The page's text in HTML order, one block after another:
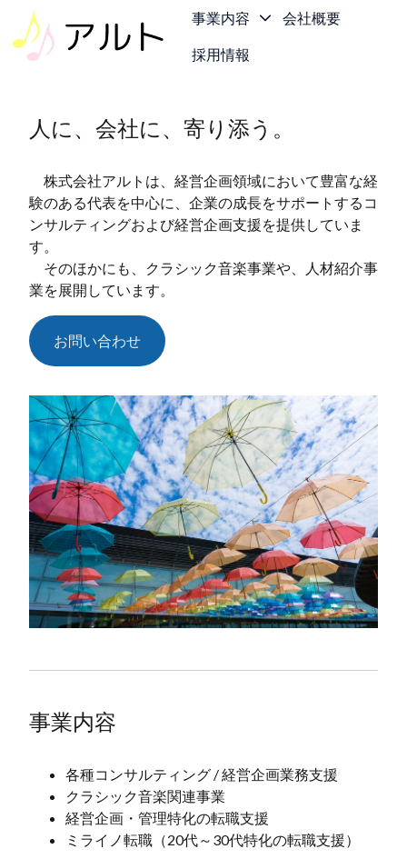
事業内容 会社概要
採用情報
人に、会社に、寄り添う。
株式会社アルトは、経営企画領域において豊富な経
験のある代表を中心に、企業の成長をサポートするコ
ンサルティングおよび経営企画支援を提供していま
す。
そのほかにも、クラシック音楽事業や、人材紹介事
業を展開しています。
お問い合わせ
事業内容
各種コンサルティング / 経営企画業務支援
クラシック音楽関連事業
経営企画・管理特化の転職支援
ミライノ転職（20代～30代特化の転職支援）